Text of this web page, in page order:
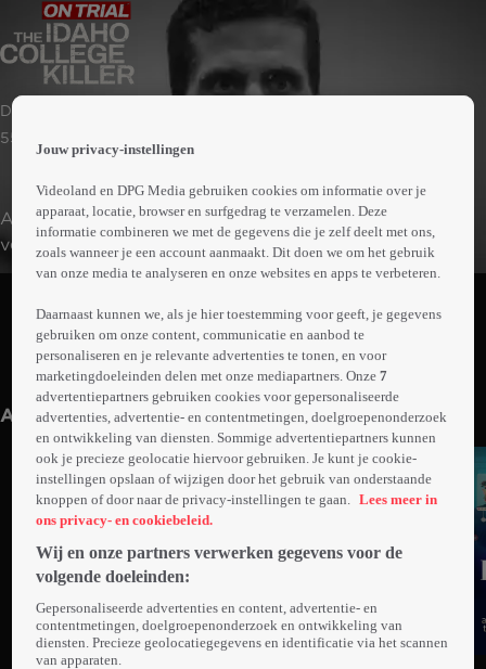
Documentaire | Misdaad
55min
Als vier studenten in Idaho midden in de nacht worden
vermoord, groeit de lokale tragedie uit tot een
wereldwijde obsessie. De zoektocht naar de dader leidt
zonder bekende band met de slachtoffers. Maar net als
het proces tegen Bryan Kohberger van start gaat, doet
hij een schokkende bekentenis die meer vragen dan
antwoorden oplevert.
Abonneren op Videoland
Meer
info
Anderen kijken ook
Ga
Jouw privacy-instellingen
Videoland en DPG Media gebruiken cookies om informatie over je
apparaat, locatie, browser en surfgedrag te verzamelen. Deze
informatie combineren we met de gegevens die je zelf deelt met ons,
zoals wanneer je een account aanmaakt. Dit doen we om het gebruik
van onze media te analyseren en onze websites en apps te verbeteren.
Daarnaast kunnen we, als je hier toestemming voor geeft, je gegevens
gebruiken om onze content, communicatie en aanbod te
personaliseren en je relevante advertenties te tonen, en voor
marketingdoeleinden delen met onze mediapartners. Onze7
advertentiepartners gebruiken cookies voor gepersonaliseerde
advertenties, advertentie- en contentmetingen, doelgroepenonderzoek
en ontwikkeling van diensten. Sommige advertentiepartners kunnen
ook je precieze geolocatie hiervoor gebruiken. Je kunt je cookie-
instellingen opslaan of wijzigen door het gebruik van onderstaande
knoppen of door naar de privacy-instellingen te gaan.
Lees meer in
ons privacy- en cookiebeleid.
Wij en onze partners verwerken gegevens voor de
volgende doeleinden:
Gepersonaliseerde advertenties en content, advertentie- en
contentmetingen, doelgroepenonderzoek en ontwikkeling van
diensten. Precieze geolocatiegegevens en identificatie via het scannen
van apparaten.